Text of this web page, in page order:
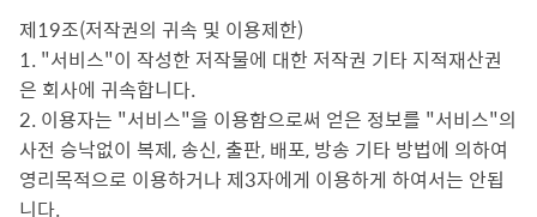
제19조(저작권의 귀속 및 이용제한)
1. "서비스"이 작성한 저작물에 대한 저작권 기타 지적재산권
은 회사에 귀속합니다.
2. 이용자는 "서비스"을 이용함으로써 얻은 정보를 "서비스"의
사전 승낙없이 복제, 송신, 출판, 배포, 방송 기타 방법에 의하여
영리목적으로 이용하거나 제3자에게 이용하게 하여서는 안됩
니다.